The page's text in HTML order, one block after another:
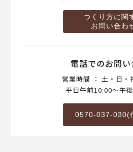
つくり方に関
お問い合わ
電話でのお問い
営業時間 ： 土・日・
平日午前10:00～午
0570-037-030(